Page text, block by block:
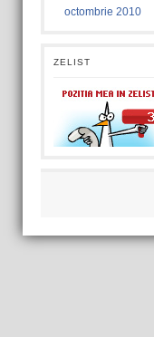
octombrie 2010
ZELIST